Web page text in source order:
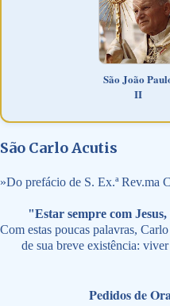
São João
II
São Carlo Acutis
»Do prefácio de S. Ex.ª Rev.ma
"Estar sempre com
Com estas poucas palavras,
de sua breve existência:
Pedidos de